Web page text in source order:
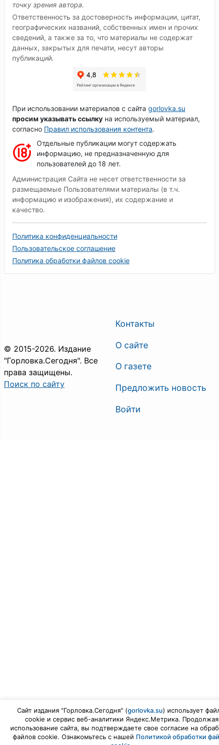
точку зрения автора.
Ответственность за достоверность информации, цитат,
географических названий, собственных имен и прочих
сведений, а также за то, что материалы не содержат
данных, закрытых для печати, несут авторы
публикаций.
При использовании материалов с сайта gorlovka.su
просим указывать ссылку на используемый материал,
согласно Правил использования контента.
Отдельные публикации могут содержать
информацию, не предназначенную для
пользователей до 18 лет.
Администрация Сайта не несет ответственности за
размещаемые Пользователями материалы (в т.ч.
информацию и изображения), их содержание и
качество.
Политика конфиденциальности
Пользовательское соглашение
Политика обработки файлов cookie
© 2015-2026. Издание
"Горловка.Сегодня". Все
права защищены.
Поиск по сайту
Контакты
О сайте
О газете
Предложить новость
Войти
Сайт издания "Горловка.Сегодня" (gorlovka.su) использует
cookie и сервис веб-аналитики Яндекс.Метрика. Продолжая
использование сайта, вы подтверждаете свое согласие на
файлов cookie. Ознакомьтесь с нашей Политикой обработки